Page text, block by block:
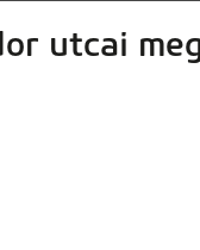
utcai